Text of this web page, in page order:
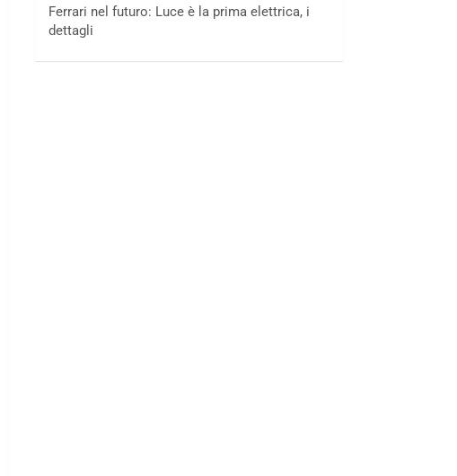
Ferrari nel futuro: Luce è la prima elettrica, i
dettagli